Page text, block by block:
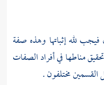
لله إثباتها وهذه صفة
مناطها في أفراد الصفات
مختلفون .